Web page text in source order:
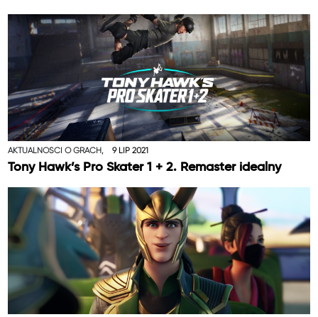
AKTUALNOŚCI O GRACH, 9 LIP 2021
Tony Hawk’s Pro Skater 1 + 2. Remaster idealny